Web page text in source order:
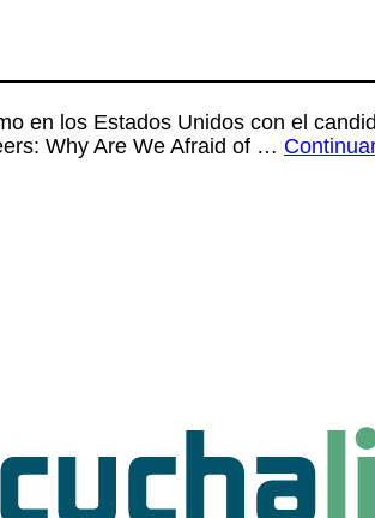
en los Estados Unidos con el
Why Are We Afraid of …